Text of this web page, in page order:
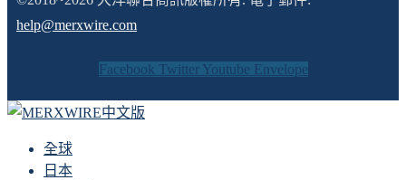
help@merxwire.com
Facebook Twitter Youtube Envelope
全球
日本